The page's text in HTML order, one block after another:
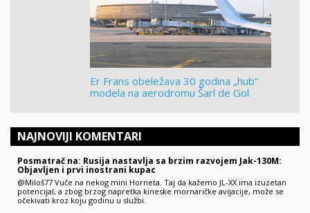
Er Frans obeležava 30 godina „hub“
modela na aerodromu Šarl de Gol
NAJNOVIJI KOMENTARI
Posmatrač na: Rusija nastavlja sa brzim razvojem Jak-130M:
Objavljen i prvi inostrani kupac
@Miloš77 Vuče na nekog mini Horneta. Taj da kažemo JL-XX ima izuzetan
potencijal, a zbog brzog napretka kineske mornaričke avijacije, može se
očekivati kroz koju godinu u službi.